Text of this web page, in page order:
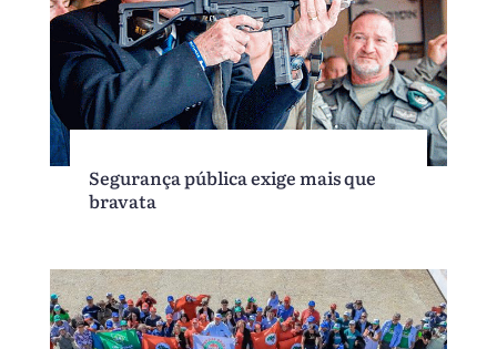
Segurança pública exige mais que
bravata